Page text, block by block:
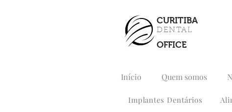
CURITIBA
DENTAL
OFFICE
Início Quem somos
Implantes Dentários